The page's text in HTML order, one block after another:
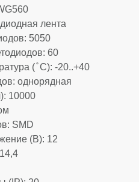
лента
5050
60
( ̊ С): -20..+40
однорядная
10000
SMD
(В): 12